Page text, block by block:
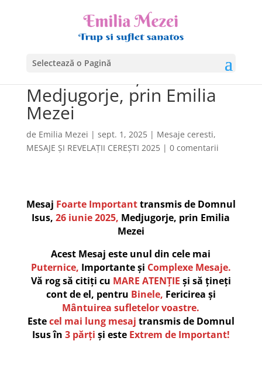
Selectează o Pagină
Mesaj Foarte Important
transmis de Domnul Isus,
Medjugorje, prin Emilia
Mezei
de Emilia Mezei | sept. 1, 2025| Mesaje ceresti,
MESAJE ȘI REVELAȚII CEREȘTI 2025| 0 comentarii
Mesaj Foarte Importanttransmis de Domnul
Isus,26 iunie 2025, Medjugorje, prin Emilia
Mezei
Acest Mesaj este unul din cele mai
Puternice, Importante și Complexe Mesaje.
Vă rog să citiți cu MARE ATENȚIE și să țineți
cont de el, pentru Binele, Fericirea și
Mântuirea sufletelor voastre.
Estecel mai lung mesaj transmis de Domnul
Isus în 3 părți și este Extrem de Important!